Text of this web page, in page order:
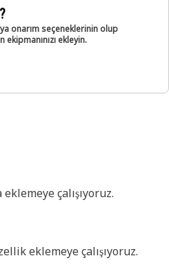
onarım seçeneklerinin olup
ekipmanınızı ekleyin.
çalışıyoruz.
eklemeye çalışıyoruz.